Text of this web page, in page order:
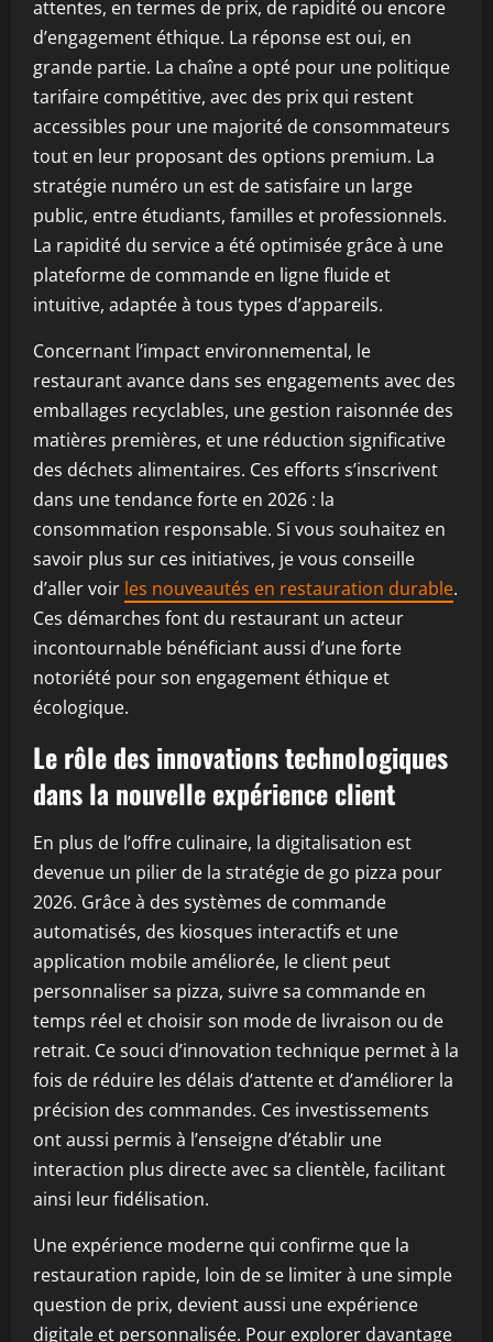
attentes, en termes de prix, de rapidité ou encore
d’engagement éthique. La réponse est oui, en
grande partie. La chaîne a opté pour une politique
tarifaire compétitive, avec des prix qui restent
accessibles pour une majorité de consommateurs
tout en leur proposant des options premium. La
stratégie numéro un est de satisfaire un large
public, entre étudiants, familles et professionnels.
La rapidité du service a été optimisée grâce à une
plateforme de commande en ligne fluide et
intuitive, adaptée à tous types d’appareils.
Concernant l’impact environnemental, le
restaurant avance dans ses engagements avec des
emballages recyclables, une gestion raisonnée des
matières premières, et une réduction significative
des déchets alimentaires. Ces efforts s’inscrivent
dans une tendance forte en 2026 : la
consommation responsable. Si vous souhaitez en
savoir plus sur ces initiatives, je vous conseille
d’aller voir les nouveautés en restauration durable.
Ces démarches font du restaurant un acteur
incontournable bénéficiant aussi d’une forte
notoriété pour son engagement éthique et
écologique.
Le rôle des innovations technologiques
dans la nouvelle expérience client
En plus de l’offre culinaire, la digitalisation est
devenue un pilier de la stratégie de go pizza pour
2026. Grâce à des systèmes de commande
automatisés, des kiosques interactifs et une
application mobile améliorée, le client peut
personnaliser sa pizza, suivre sa commande en
temps réel et choisir son mode de livraison ou de
retrait. Ce souci d’innovation technique permet à la
fois de réduire les délais d’attente et d’améliorer la
précision des commandes. Ces investissements
ont aussi permis à l’enseigne d’établir une
interaction plus directe avec sa clientèle, facilitant
ainsi leur fidélisation.
Une expérience moderne qui confirme que la
restauration rapide, loin de se limiter à une simple
question de prix, devient aussi une expérience
digitale et personnalisée. Pour explorer davantage